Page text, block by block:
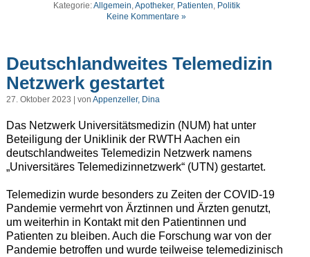
Kategorie:Allgemein,Apotheker, Patienten, Politik
Keine Kommentare »
Deutschlandweites Telemedizin
Netzwerk gestartet
27. Oktober 2023 | von Appenzeller, Dina
Das Netzwerk Universitätsmedizin (NUM) hat unter
Beteiligung der Uniklinik der RWTH Aachen ein
deutschlandweites Telemedizin Netzwerk namens
„Universitäres Telemedizinnetzwerk“ (UTN) gestartet.
Telemedizin wurde besonders zu Zeiten der COVID-19
Pandemie vermehrt von Ärztinnen und Ärzten genutzt,
um weiterhin in Kontakt mit den Patientinnen und
Patienten zu bleiben. Auch die Forschung war von der
Pandemie betroffen und wurde teilweise telemedizinisch